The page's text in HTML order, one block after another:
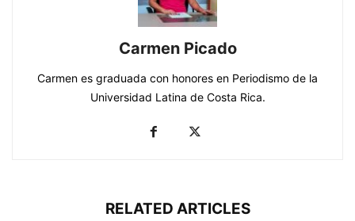
Carmen Picado
Carmen es graduada con honores en Periodismo de la
Universidad Latina de Costa Rica.
RELATED ARTICLES